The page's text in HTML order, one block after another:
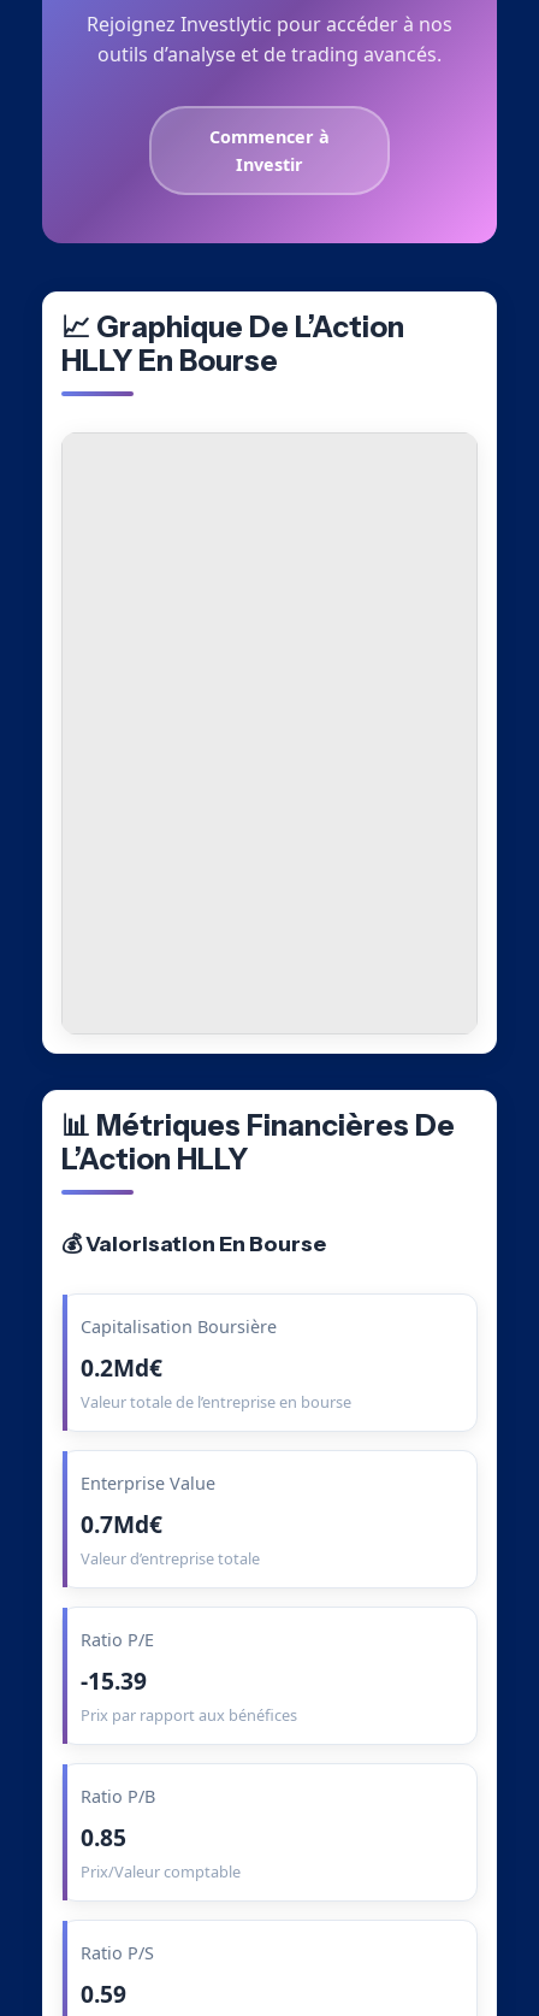
Rejoignez Investlytic pour accéder à nos
outils d’analyse et de trading avancés.
Commencer à
Investir
📈 Graphique De L’Action
HLLY En Bourse
📊 Métriques Financières De
L’Action HLLY
💰 Valorisation En Bourse
Capitalisation Boursière
0.2Md€
Valeur totale de l’entreprise en bourse
Enterprise Value
0.7Md€
Valeur d’entreprise totale
Ratio P/E
-15.39
Prix par rapport aux bénéfices
Ratio P/B
0.85
Prix/Valeur comptable
Ratio P/S
0.59